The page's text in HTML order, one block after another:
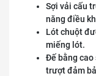
Sợi vải cấu
năng điều
Lót chuột
miếng lót.
Đế bằng cao
trượt đảm